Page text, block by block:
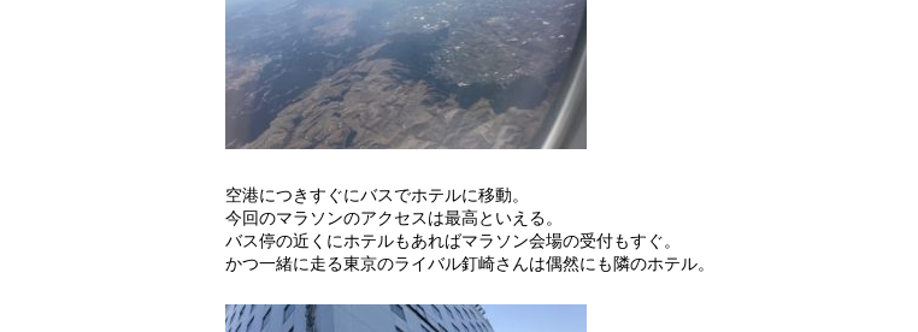
空港につきすぐにバスでホテルに移動。
今回のマラソンのアクセスは最高といえる。
バス停の近くにホテルもあればマラソン会場の受付もすぐ。
かつ一緒に走る東京のライバル釘崎さんは偶然にも隣のホテル。